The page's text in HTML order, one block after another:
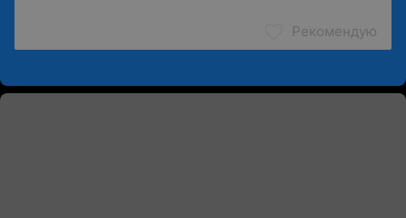
Рекомендую